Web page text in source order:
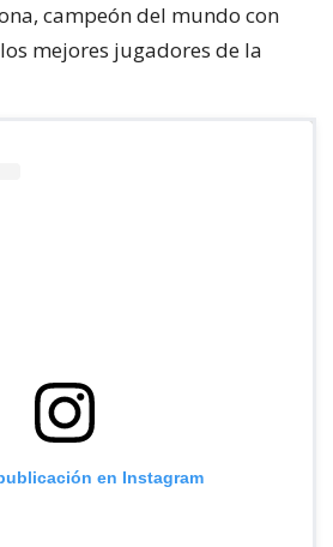
campeón del mundo con
mejores jugadores de la
en Instagram